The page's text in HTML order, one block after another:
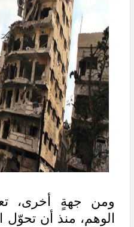
ومن جهةٍ أخرى،
الوهم، منذ أن